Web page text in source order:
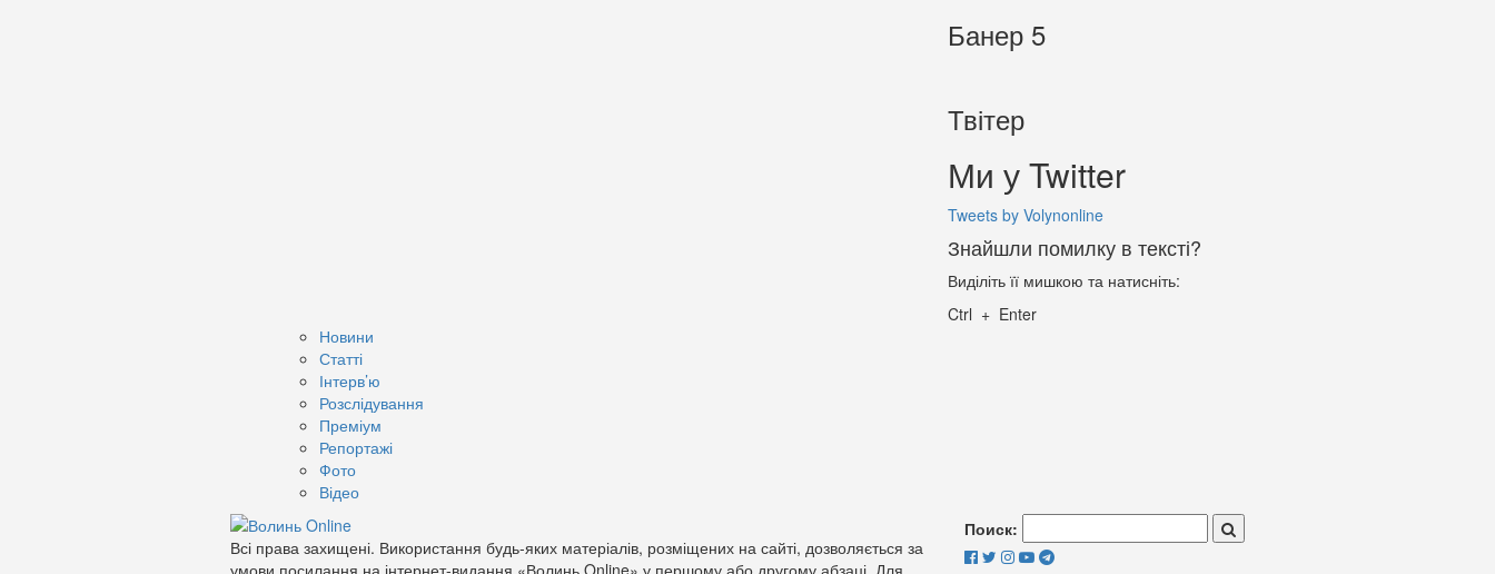
Банер 5
Твітер
Ми у Twitter
Tweets by Volynonline
Знайшли помилку в тексті?
Виділіть її мишкою та натисніть:
Ctrl + Enter
Новини
Статті
Інтерв’ю
Розслідування
Преміум
Репортажі
Фото
Відео
Всі права захищені. Використання будь-яких матеріалів, розміщених на сайті, дозволяється за
Поиск: